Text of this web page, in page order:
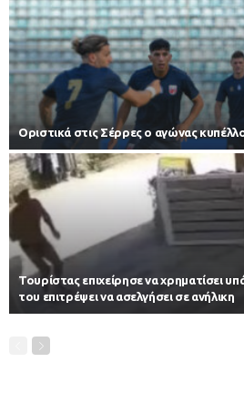
Οριστικά στις Σέρρες ο αγώνας
Τουρίστας επιχείρησε να χρηματίσει
του επιτρέψει να ασελγήσει σε ανήλικη